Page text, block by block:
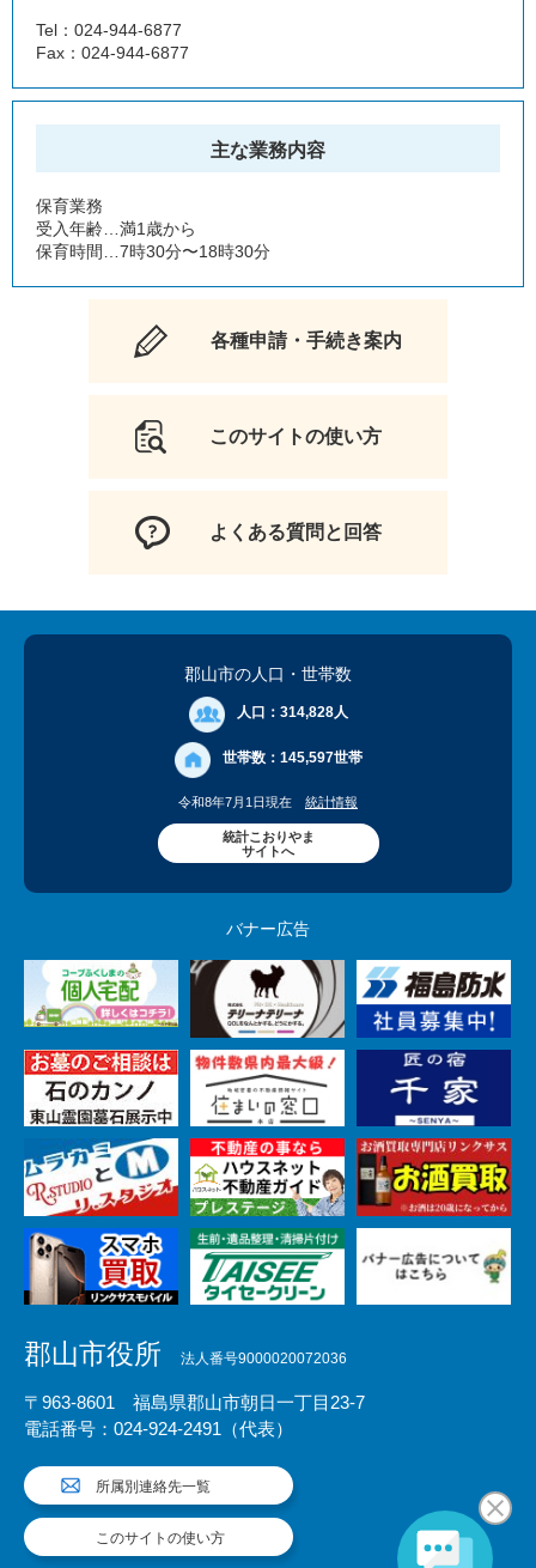
Tel：024-944-6877
Fax：024-944-6877
主な業務内容
保育業務
受入年齢…満1歳から
保育時間…7時30分〜18時30分
各種申請・手続き案内
このサイトの使い方
よくある質問と回答
郡山市の人口 ・世帯数
人口： 314,828人
世帯数： 145,597世帯
令和8年7月1日現在 統計情報
統計こおりやま
サイトへ
バナー広告
郡山市役所 法人番号9000020072036
〒963-8601 福島県郡山市朝日一丁目23-7
電話番号：024-924-2491（代表）
所属別連絡先一覧
このサイトの使い方